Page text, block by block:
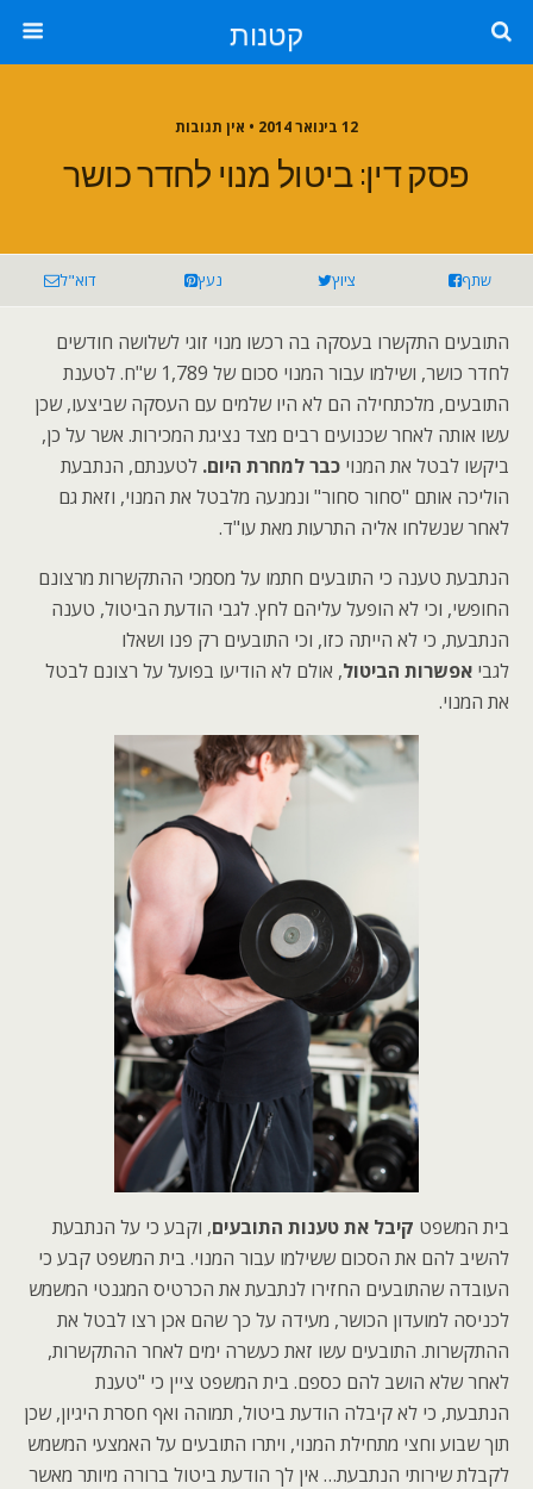
קטנות
12 בינואר 2014 • אין תגובות
פסק דין: ביטול מנוי לחדר כושר
שתף ציוץ נעץ דוא"ל
התובעים התקשרו בעסקה בה רכשו מנוי זוגי לשלושה חודשים
לחדר כושר, ושילמו עבור המנוי סכום של 1,789 ש"ח. לטענת
התובעים, מלכתחילה הם לא היו שלמים עם העסקה שביצעו, שכן
עשו אותה לאחר שכנועים רבים מצד נציגת המכירות. אשר על כן,
ביקשו לבטל את המנוי כבר למחרת היום. לטענתם, הנתבעת
הוליכה אותם "סחור סחור" ונמנעה מלבטל את המנוי, וזאת גם
לאחר שנשלחו אליה התרעות מאת עו"ד.
הנתבעת טענה כי התובעים חתמו על מסמכי ההתקשרות מרצונם
החופשי, וכי לא הופעל עליהם לחץ. לגבי הודעת הביטול, טענה
הנתבעת, כי לא הייתה כזו, וכי התובעים רק פנו ושאלו
לגבי אפשרות הביטול, אולם לא הודיעו בפועל על רצונם לבטל
את המנוי.
בית המשפט קיבל את טענות התובעים, וקבע כי על הנתבעת
להשיב להם את הסכום ששילמו עבור המנוי. בית המשפט קבע כי
העובדה שהתובעים החזירו לנתבעת את הכרטיס המגנטי המשמש
לכניסה למועדון הכושר, מעידה על כך שהם אכן רצו לבטל את
ההתקשרות. התובעים עשו זאת כעשרה ימים לאחר ההתקשרות,
לאחר שלא הושב להם כספם. בית המשפט ציין כי "טענת
הנתבעת, כי לא קיבלה הודעת ביטול, תמוהה ואף חסרת היגיון, שכן
תוך שבוע וחצי מתחילת המנוי, ויתרו התובעים על האמצעי המשמש
לקבלת שירותי הנתבעת… אין לך הודעת ביטול ברורה מיותר מאשר